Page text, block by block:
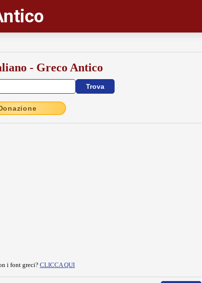
- Greco Antico
i font greci? CLICCA QUI